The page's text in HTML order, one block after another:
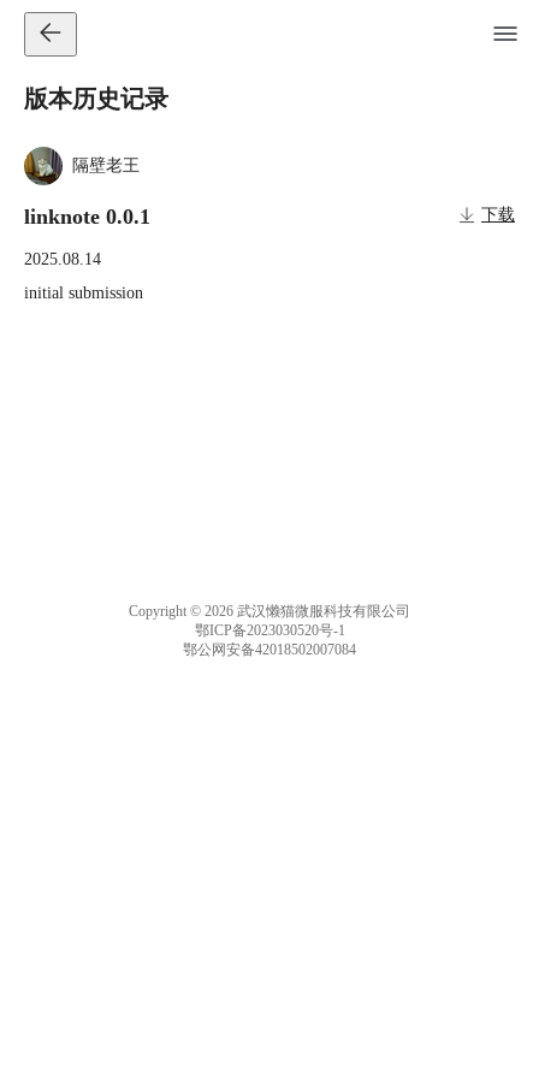
版本历史记录
隔壁老王
linknote 0.0.1 下载
2025.08.14
initial submission
Copyright © 2026 武汉懒猫微服科技有限公司
鄂ICP备2023030520号-1
鄂公网安备42018502007084